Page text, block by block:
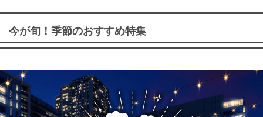
今が旬！季節のおすすめ特集